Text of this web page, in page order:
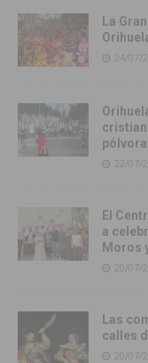
La
24/07/
22/07/
El
a
Moros
20/07/
Las
calles
20/07/